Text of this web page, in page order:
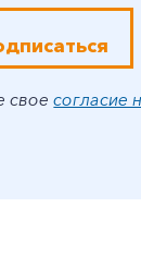
своесогласие